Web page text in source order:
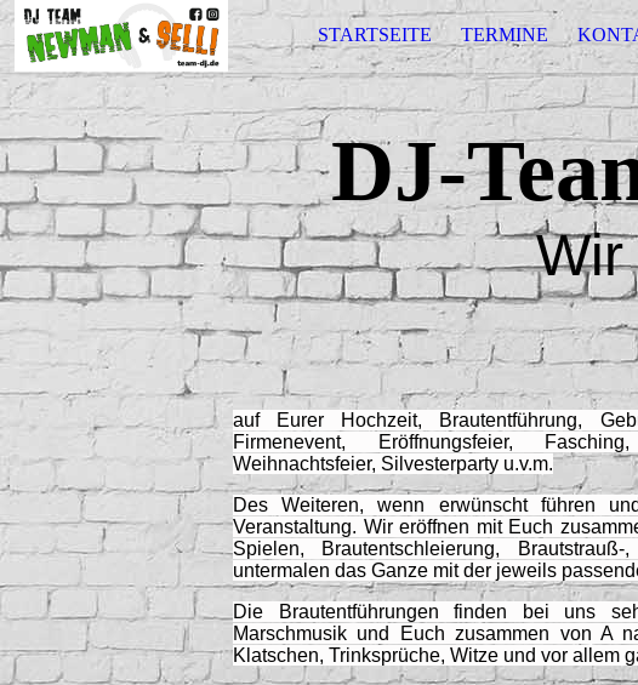
STARTSEITE TERMINE
DJ-
Wir
auf Eurer Hochzeit, Brautentführung,
Firmenevent, Eröffnungsfeier,
Weihnachtsfeier, Silvesterparty u.v.m.
Des Weiteren, wenn erwünscht führen
Veranstaltung. Wir eröffnen mit Euch
Spielen, Brautentschleierung,
untermalen das Ganze mit der jeweils
Die Brautentführungen finden bei uns
Marschmusik und Euch zusammen von A
Klatschen, Trinksprüche, Witze und vor allem